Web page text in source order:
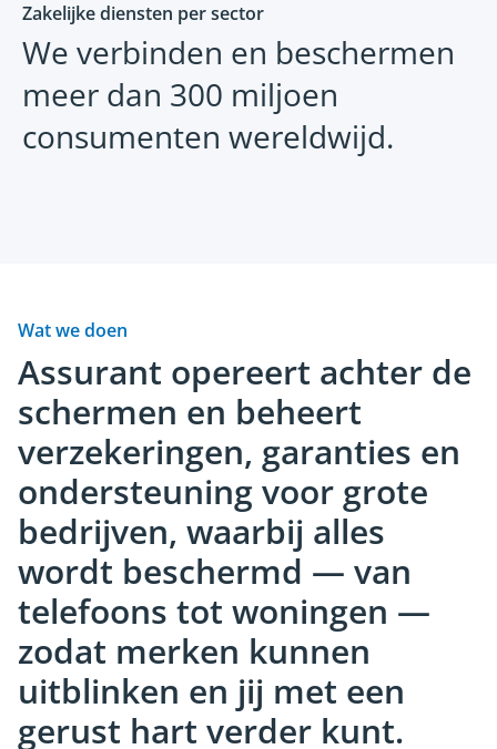
Zakelijke diensten per sector
We verbinden en beschermen
meer dan 300 miljoen
consumenten wereldwijd.
Doe-het-zelf & service
Overtref verwachtingen van de verbonden
klantervaring
Wat we doen
Assurant opereert achter de
schermen en beheert
verzekeringen, garanties en
ondersteuning voor grote
bedrijven, waarbij alles
wordt beschermd — van
telefoons tot woningen —
zodat merken kunnen
uitblinken en jij met een
gerust hart verder kunt.